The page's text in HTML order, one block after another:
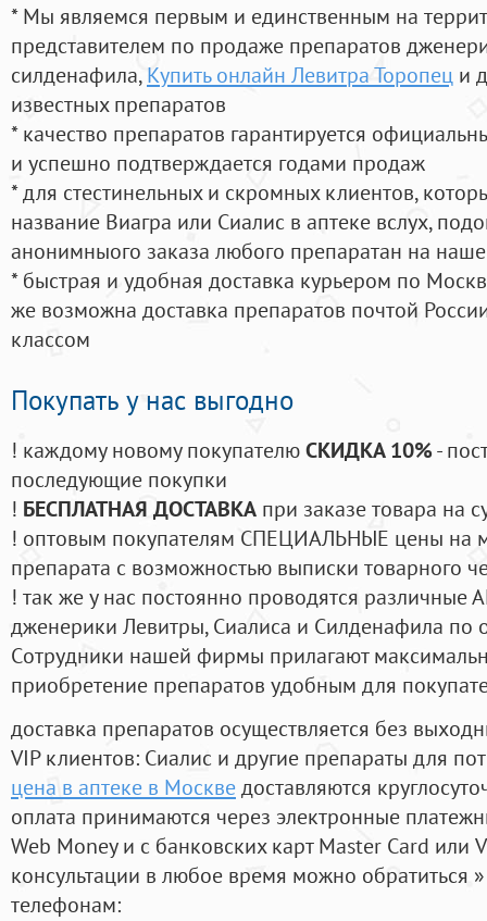
* Мы являемся первым и единственным на
представителем по продаже препаратов
силденафила, Купить онлайн Левитра Торопец и
известных препаратов
* качество препаратов гарантируется
и успешно подтверждается годами продаж
* для стестинельных и скромных клиентов,
название Виагра или Сиалис в аптеке вслух,
анонимныого заказа любого препаратан на
* быстрая и удобная доставка курьером по
же возможна доставка препаратов почтой
классом
Покупать у нас выгодно
! каждому новому покупателюСКИДКА 10%-
последующие покупки
! БЕСПЛАТНАЯ ДОСТАВКА при заказе товара на
! оптовым покупателям СПЕЦИАЛЬНЫЕ цены на
препарата с возможностью выписки товарного
! так же у нас постоянно проводятся
дженерики Левитры, Сиалиса и Силденафила по
Cотрудники нашей фирмы прилагают
приобретение препаратов удобным для
доставка препаратов осуществляется без
VIP клиентов: Сиалис и другие препараты для
цена в аптеке в Москведоставляются
оплата принимаются через электронные
Web Money и с банковских карт Master Card или
консультации в любое время можно обратиться
телефонам: